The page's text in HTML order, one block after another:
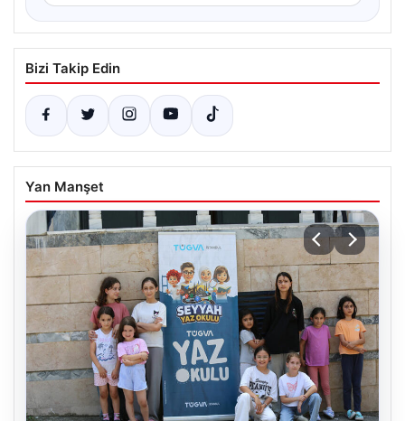
Bizi Takip Edin
Yan Manşet